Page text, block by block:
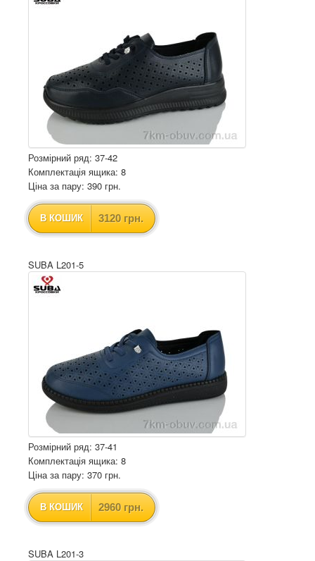
Розмірний ряд: 37-42
Комплектація ящика: 8
Ціна за пару: 390 грн.
В КОШИК 3120 грн.
SUBA L201-5
Розмірний ряд: 37-41
Комплектація ящика: 8
Ціна за пару: 370 грн.
В КОШИК 2960 грн.
SUBA L201-3